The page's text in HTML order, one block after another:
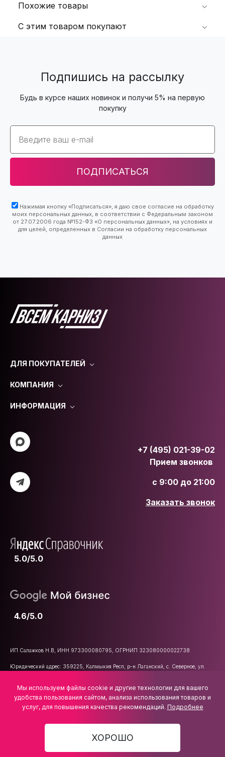
С этим товаром покупают
Похожие товары
4 293 ₽ В КОРЗИНУ
Подпишись на рассылку
Будь в курсе наших новинок и получи 5% на первую
покупку
Email
ПОДПИСАТЬСЯ
Нажимая кнопку «Подписаться», я даю свое согласие на обработку
моих персональных данных, в соответствии с Федеральным законом
от 27.07.2006 года №152-ФЗ «О персональных данных», на условиях и
для целей, определенных в Согласии на обработку персональных
данных
Мы используем файлы cookie и другие технологии для вашего
удобства пользования сайтом, анализа использования товаров и
услуг, для повышения качества рекомендаций. Подробнее
ХОРОШО
ДЛЯ ПОКУПАТЕЛЕЙ
КОМПАНИЯ
ИНФОРМАЦИЯ
+7 (495) 021-39-02
Прием звонков
с 9:00 до 21:00
Заказать звонок
5.0/5.0
4.6/5.0
ИП Салажков Н.В, ИНН 973300080795, ОГРНИП 323080000022738
Юридический адрес: 359225, Калмыкия Респ, р-н Лаганский, с. Северное, ул.
E-mail: info@vsemkarniz.ru